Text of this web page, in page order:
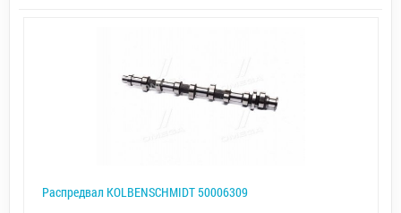
Распредвал KOLBENSCHMIDT 50006309